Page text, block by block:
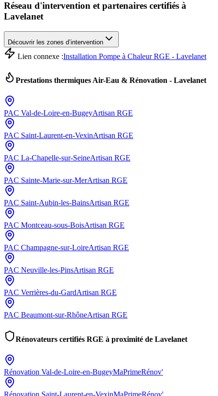
Réseau d'intervention et partenaires certifiés à
Lavelanet
Découvrir les zones d’intervention
Lien connexe :Installation Pompe à Chaleur RGE - Lavelanet
Prestations thermiques Air-Eau & Rénovation - Lavelanet
PAC Val-de-Loire-en-BugeyArtisan RGE
PAC Saint-Laurent-en-VexinArtisan RGE
PAC La-Chapelle-sur-SeineArtisan RGE
PAC Sainte-Marie-sur-MerArtisan RGE
PAC Saint-Aubin-les-BainsArtisan RGE
PAC Montceau-sous-BoisArtisan RGE
PAC Champagne-sur-LoireArtisan RGE
PAC Neuville-les-PinsArtisan RGE
PAC Verrières-du-GardArtisan RGE
PAC Beaumont-sur-RhôneArtisan RGE
Rénovateurs certifiés RGE à proximité de Lavelanet
Rénovation Val-de-Loire-en-BugeyMaPrimeRénov'
Rénovation Saint-Laurent-en-VexinMaPrimeRénov'